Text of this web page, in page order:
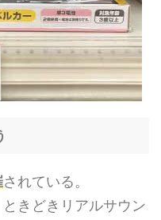
されている。
きどきリアルサウン